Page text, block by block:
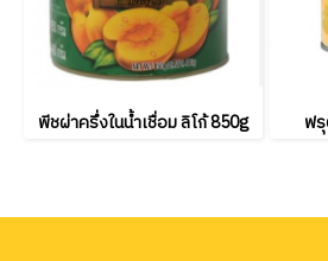
พีชผ่าครึ่งในน้ำเชื่อม ลิโก้ 850g ฟ